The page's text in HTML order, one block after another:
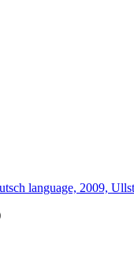
language, 2009,